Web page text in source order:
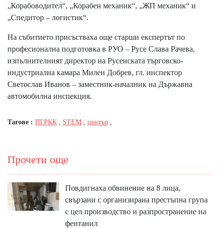
„Корабоводител“, „Корабен механик“, „ЖП механик“ и
„Спедитор – логистик“.
На събитието присъстваха още старши експертът по
професионална подготовка в РУО – Русе Слава Рачева,
изпълнителният директор на Русенската търговско-
индустриална камара Милен Добрев, гл. инспектор
Светослав Иванов – заместник-началник на Държавна
автомобилна инспекция.
Тагове : ПГРКК STEM център
Прочети още
Повдигнаха обвинение на 8 лица,
свързани с организирана престъпна група
с цел производство и разпространение на
фентанил